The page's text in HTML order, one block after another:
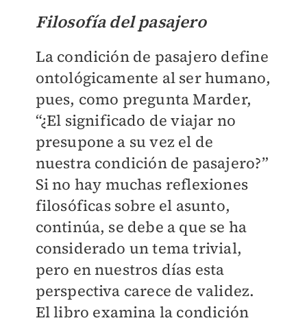
Filosofía del pasajero
La condición de pasajero define
ontológicamente al ser humano,
pues, como pregunta Marder,
“¿El significado de viajar no
presupone a su vez el de
nuestra condición de pasajero?”
Si no hay muchas reflexiones
filosóficas sobre el asunto,
continúa, se debe a que se ha
considerado un tema trivial,
pero en nuestros días esta
perspectiva carece de validez.
El libro examina la condición